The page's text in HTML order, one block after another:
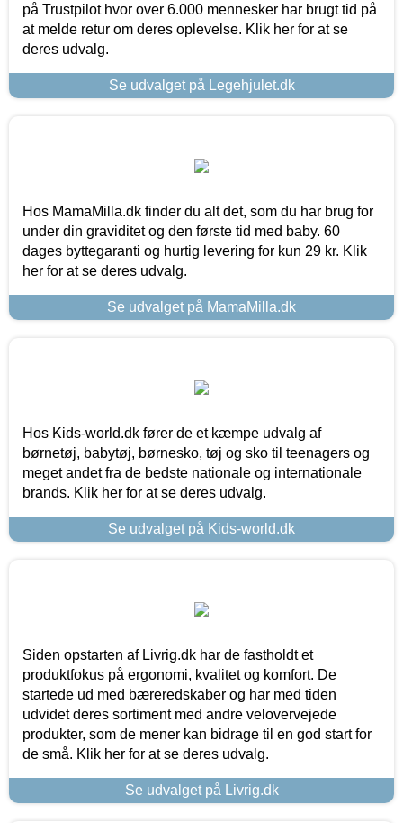
på Trustpilot hvor over 6.000 mennesker har brugt tid på
at melde retur om deres oplevelse. Klik her for at se
deres udvalg.
Se udvalget på Legehjulet.dk
Hos MamaMilla.dk finder du alt det, som du har brug for
under din graviditet og den første tid med baby. 60
dages byttegaranti og hurtig levering for kun 29 kr. Klik
her for at se deres udvalg.
Se udvalget på MamaMilla.dk
Hos Kids-world.dk fører de et kæmpe udvalg af
børnetøj, babytøj, børnesko, tøj og sko til teenagers og
meget andet fra de bedste nationale og internationale
brands. Klik her for at se deres udvalg.
Se udvalget på Kids-world.dk
Siden opstarten af Livrig.dk har de fastholdt et
produktfokus på ergonomi, kvalitet og komfort. De
startede ud med bæreredskaber og har med tiden
udvidet deres sortiment med andre velovervejede
produkter, som de mener kan bidrage til en god start for
de små. Klik her for at se deres udvalg.
Se udvalget på Livrig.dk